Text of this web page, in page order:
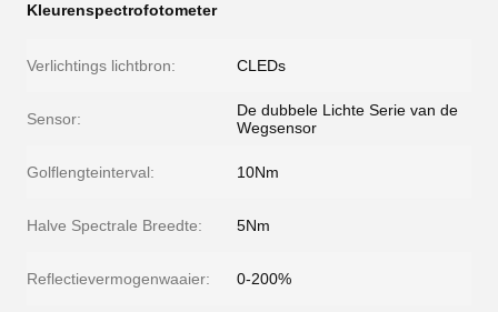
Kleurenspectrofotometer
Verlichtings lichtbron: CLEDs
Sensor:
De dubbele Lichte Serie van de
Wegsensor
Golflengteinterval: 10Nm
Halve Spectrale Breedte: 5Nm
Reflectievermogenwaaier: 0-200%